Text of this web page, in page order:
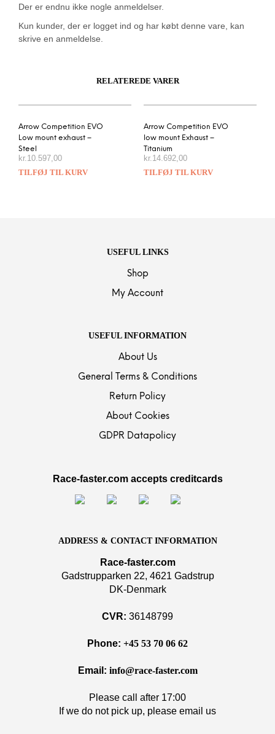
Der er endnu ikke nogle anmeldelser.
Kun kunder, der er logget ind og har købt denne vare, kan
skrive en anmeldelse.
RELATEREDE VARER
Arrow Competition EVO
Low mount exhaust –
Steel
kr.10.597,00
TILFØJ TIL KURV
Arrow Competition EVO
low mount Exhaust –
Titanium
kr.14.692,00
TILFØJ TIL KURV
USEFUL LINKS
Shop
My Account
USEFUL INFORMATION
About Us
General Terms & Conditions
Return Policy
About Cookies
GDPR Datapolicy
Race-faster.com accepts creditcards
ADDRESS & CONTACT INFORMATION
Race-faster.com
Gadstrupparken 22, 4621 Gadstrup
DK-Denmark
CVR: 36148799
Phone: +45 53 70 06 62
Email: info@race-faster.com
Please call after 17:00
If we do not pick up, please email us